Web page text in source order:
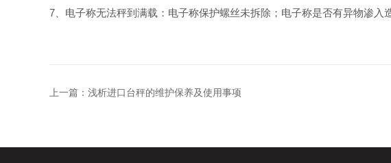
7、电子称无法秤到满载：电子称保护螺丝未拆除；电子称是否有异物渗入
上一篇： 浅析进口台秤的维护保养及使用事项